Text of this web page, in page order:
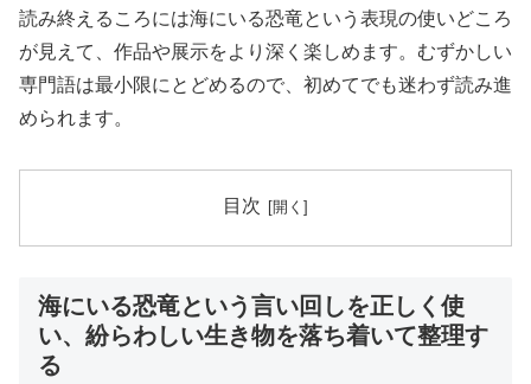
読み終えるころには海にいる恐竜という表現の使いどころ
が見えて、作品や展示をより深く楽しめます。むずかしい
専門語は最小限にとどめるので、初めてでも迷わず読み進
められます。
目次
海にいる恐竜という言い回しを正しく使
い、紛らわしい生き物を落ち着いて整理す
る